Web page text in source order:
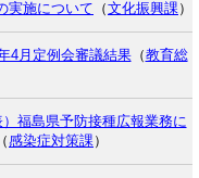
実施について （文化振興課）
4月定例会審議結果（教育総
）福島県予防接種広報業務に
（感染症対策課）